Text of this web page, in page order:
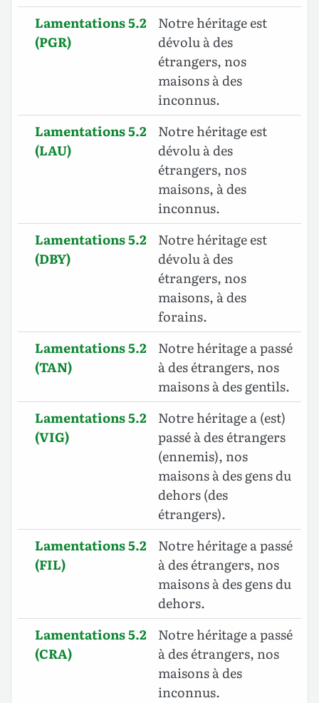
Lamentations 5.2
(PGR)
Notre héritage est
dévolu à des
étrangers, nos
maisons à des
inconnus.
Lamentations 5.2
(LAU)
Notre héritage est
dévolu à des
étrangers, nos
maisons, à des
inconnus.
Lamentations 5.2
(DBY)
Notre héritage est
dévolu à des
étrangers, nos
maisons, à des
forains.
Lamentations 5.2
(TAN)
Notre héritage a passé
à des étrangers, nos
maisons à des gentils.
Lamentations 5.2
(VIG)
Notre héritage a (est)
passé à des étrangers
(ennemis), nos
maisons à des gens du
dehors (des
étrangers).
Lamentations 5.2
(FIL)
Notre héritage a passé
à des étrangers, nos
maisons à des gens du
dehors.
Lamentations 5.2
(CRA)
Notre héritage a passé
à des étrangers, nos
maisons à des
inconnus.